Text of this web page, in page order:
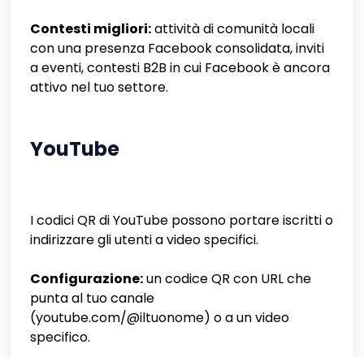
Contesti migliori:attività di comunità locali
con una presenza Facebook consolidata, inviti
a eventi, contesti B2B in cui Facebook è ancora
attivo nel tuo settore.
YouTube
I codici QR di YouTube possono portare iscritti o
indirizzare gli utenti a video specifici.
Configurazione:un codice QR con URL che
punta al tuo canale
(youtube.com/@iltuonome) o a un video
specifico.